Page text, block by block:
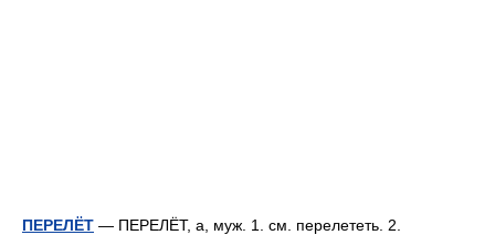
ПЕРЕЛЁТ — ПЕРЕЛЁТ, а, муж. 1. см. перелететь. 2.